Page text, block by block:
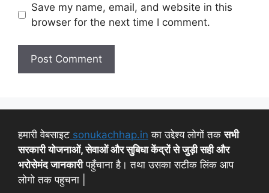
Save my name, email, and website in this
browser for the next time I comment.
हमारी वेबसाइट sonukachhap.in का उद्देश्य लोगों तकसभी
सरकारी योजनाओं, सेवाओं और सुबिधा केंद्रों से जुड़ी सही और
भरोसेमंद जानकारीपहुँचाना है। तथा उसका सटीक लिंक आप
लोगो तक पहुचना |